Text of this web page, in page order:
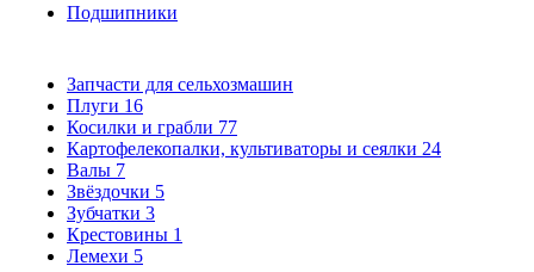
Подшипники
Запчасти для сельхозмашин
Плуги 16
Косилки и грабли 77
Картофелекопалки, культиваторы и сеялки 24
Валы 7
Звёздочки 5
Зубчатки 3
Крестовины 1
Лемехи 5